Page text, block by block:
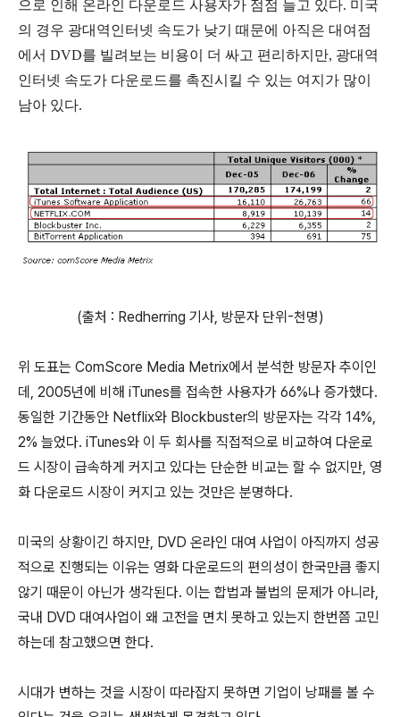
으로 인해 온라인 다운로드 사용자가 점점 늘고 있다. 미국
의 경우 광대역인터넷 속도가 낮기 때문에 아직은 대여점
에서 DVD를 빌려보는 비용이 더 싸고 편리하지만, 광대역
인터넷 속도가 다운로드를 촉진시킬 수 있는 여지가 많이
남아 있다.
(출처 : Redherring 기사, 방문자 단위-천명)
위 도표는 ComScore Media Metrix에서 분석한 방문자 추이인
데, 2005년에 비해 iTunes를 접속한 사용자가 66%나 증가했다.
동일한 기간동안 Netflix와 Blockbuster의 방문자는 각각 14%,
2% 늘었다. iTunes와 이 두 회사를 직접적으로 비교하여 다운로
드 시장이 급속하게 커지고 있다는 단순한 비교는 할 수 없지만, 영
화 다운로드 시장이 커지고 있는 것만은 분명하다.
미국의 상황이긴 하지만, DVD 온라인 대여 사업이 아직까지 성공
적으로 진행되는 이유는 영화 다운로드의 편의성이 한국만큼 좋지
않기 때문이 아닌가 생각된다. 이는 합법과 불법의 문제가 아니라,
국내 DVD 대여사업이 왜 고전을 면치 못하고 있는지 한번쯤 고민
하는데 참고했으면 한다.
시대가 변하는 것을 시장이 따라잡지 못하면 기업이 낭패를 볼 수